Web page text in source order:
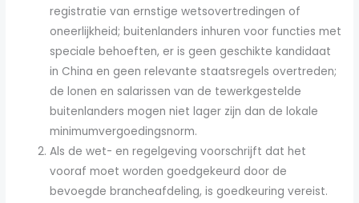
registratie van ernstige wetsovertredingen of
oneerlijkheid; buitenlanders inhuren voor functies met
speciale behoeften, er is geen geschikte kandidaat
in China en geen relevante staatsregels overtreden;
de lonen en salarissen van de tewerkgestelde
buitenlanders mogen niet lager zijn dan de lokale
minimumvergoedingsnorm.
Als de wet- en regelgeving voorschrijft dat het
vooraf moet worden goedgekeurd door de
bevoegde brancheafdeling, is goedkeuring vereist.